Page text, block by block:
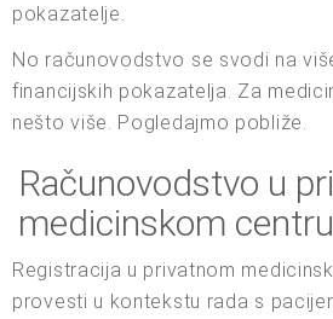
pokazatelje.
No računovodstvo se svodi na
financijskih pokazatelja. Za
nešto više. Pogledajmo pobliže.
Računovodstvo u
medicinskom centru
Registracija u privatnom
provesti u kontekstu rada s